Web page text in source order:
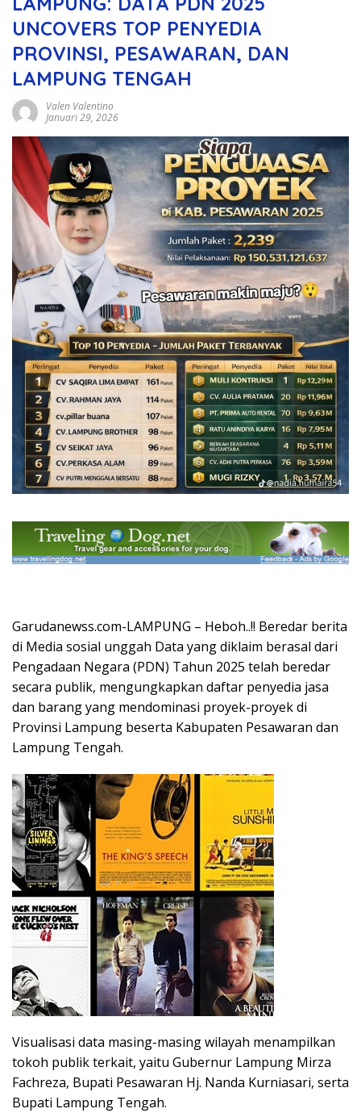
UNCOVERS TOP PENYEDIA
PROVINSI, PESAWARAN, DAN
LAMPUNG TENGAH
Valen Valentino
Januari 29, 2026
Garudanewss.com-LAMPUNG – Heboh..!! Beredar berita
di Media sosial unggah Data yang diklaim berasal dari
Pengadaan Negara (PDN) Tahun 2025 telah beredar
secara publik, mengungkapkan daftar penyedia jasa
dan barang yang mendominasi proyek-proyek di
Provinsi Lampung beserta Kabupaten Pesawaran dan
Lampung Tengah.
Visualisasi data masing-masing wilayah menampilkan
tokoh publik terkait, yaitu Gubernur Lampung Mirza
Fachreza, Bupati Pesawaran Hj. Nanda Kurniasari, serta
Bupati Lampung Tengah.